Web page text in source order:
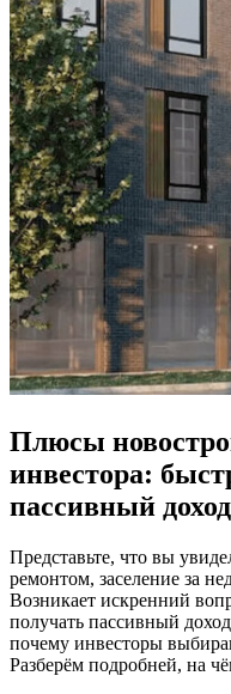
Плюсы
инвестора:
пассивный доход
Представьте, что вы
ремонтом, заселение за
Возникает искренний
получать пассивный
почему инвесторы
Разберём подробней, на